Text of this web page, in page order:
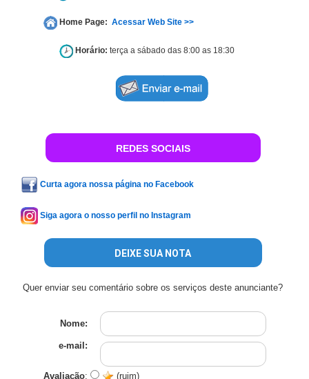
Home Page: Acessar Web Site >>
Horário: terça a sábado das 8:00 as 18:30
REDES SOCIAIS
Curta agora nossa página no Facebook
Siga agora o nosso perfil no Instagram
DEIXE SUA NOTA
Quer enviar seu comentário sobre os serviços deste anunciante?
Nome:
e-mail:
Avaliação: (ruim)